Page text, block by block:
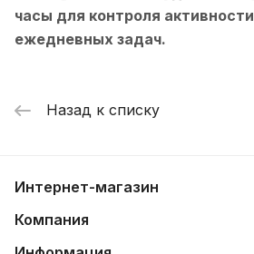
часы для контроля
ежедневных задач.
Назад к списку
Интернет-магазин
Компания